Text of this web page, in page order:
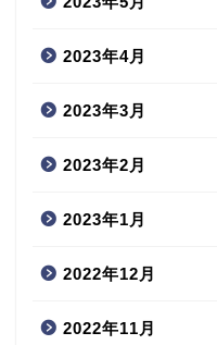
2023年4月
2023年3月
2023年2月
2023年1月
2022年12月
2022年11月